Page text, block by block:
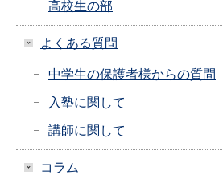
高校生の部
よくある質問
中学生の保護者様からの質問
入塾に関して
講師に関して
コラム